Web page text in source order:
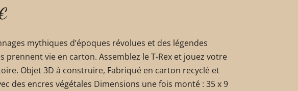
mythiques d’époques révolues et des légendes
prennent vie en carton. Assemblez le T-Rex et jouez votre
Objet 3D à construire, Fabriqué en carton recyclé et
des encres végétales Dimensions une fois monté : 35 x 9